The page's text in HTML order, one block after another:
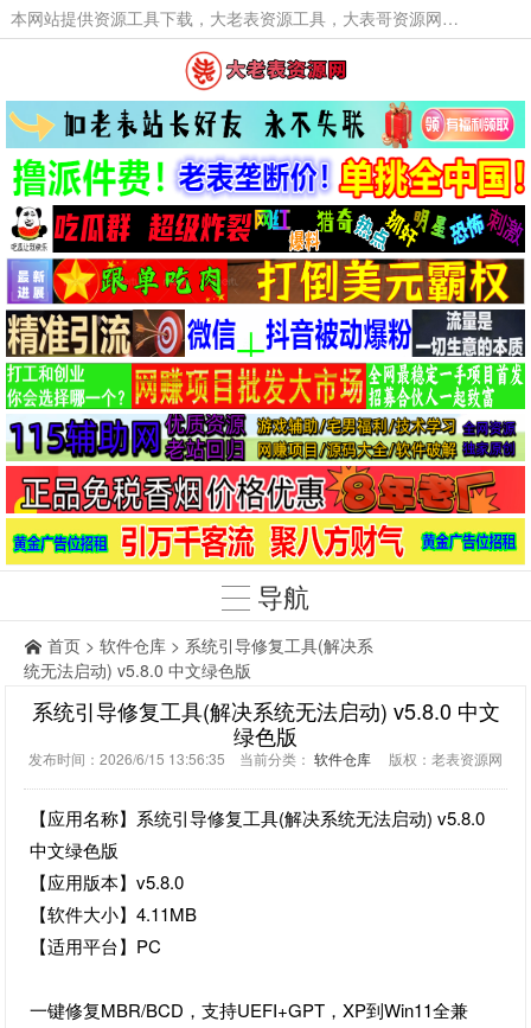
本网站提供资源工具下载，大老表资源工具，大表哥资源网软件工具，大老表资源下载，活动线报福利资源分享,活动线报，大型网游经典游戏，网络热门技术游戏辅助交流与分享。
导航
首页 > 软件仓库 > 系统引导修复工具(解决系
统无法启动) v5.8.0 中文绿色版
系统引导修复工具(解决系统无法启动) v5.8.0 中文
绿色版
发布时间：2026/6/15 13:56:35 当前分类： 软件仓库 版权：老表资源网
【应用名称】系统引导修复工具(解决系统无法启动) v5.8.0
中文绿色版
【应用版本】v5.8.0
【软件大小】4.11MB
【适用平台】PC
一键修复MBR/BCD，支持UEFI+GPT，XP到Win11全兼